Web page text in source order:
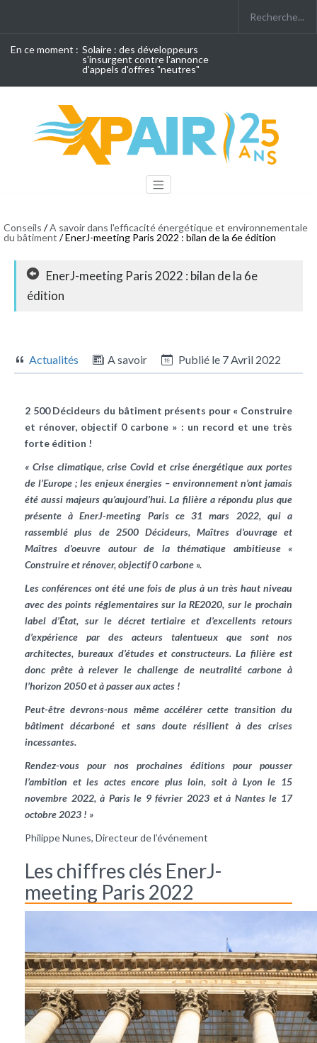
En ce moment : Solaire : des développeurs
s'insurgent contre l'annonce
d'appels d'offres "neutres"
Conseils /A savoir dans l'efficacité énergétique et environnementale
du bâtiment / EnerJ-meeting Paris 2022 : bilan de la 6e édition
EnerJ-meeting Paris 2022 : bilan de la 6e
édition
Actualités A savoir Publié le 7 Avril 2022
2 500 Décideurs du bâtiment présents pour « Construire
et rénover, objectif 0 carbone » : un record et une très
forte édition !
« Crise climatique, crise Covid et crise énergétique aux portes
de l’Europe ; les enjeux énergies – environnement n’ont jamais
été aussi majeurs qu’aujourd’hui. La filière a répondu plus que
présente à EnerJ-meeting Paris ce 31 mars 2022, qui a
rassemblé plus de 2500 Décideurs, Maîtres d’ouvrage et
Maîtres d’oeuvre autour de la thématique ambitieuse «
Construire et rénover, objectif 0 carbone ».
Les conférences ont été une fois de plus à un très haut niveau
avec des points réglementaires sur la RE2020, sur le prochain
label d’État, sur le décret tertiaire et d’excellents retours
d’expérience par des acteurs talentueux que sont nos
architectes, bureaux d’études et constructeurs. La filière est
donc prête à relever le challenge de neutralité carbone à
l’horizon 2050 et à passer aux actes !
Peut-être devrons-nous même accélérer cette transition du
bâtiment décarboné et sans doute résilient à des crises
incessantes.
Rendez-vous pour nos prochaines éditions pour pousser
l’ambition et les actes encore plus loin, soit à Lyon le 15
novembre 2022, à Paris le 9 février 2023 et à Nantes le 17
octobre 2023 ! »
Philippe Nunes, Directeur de l’événement
Les chiffres clés EnerJ-
meeting Paris 2022